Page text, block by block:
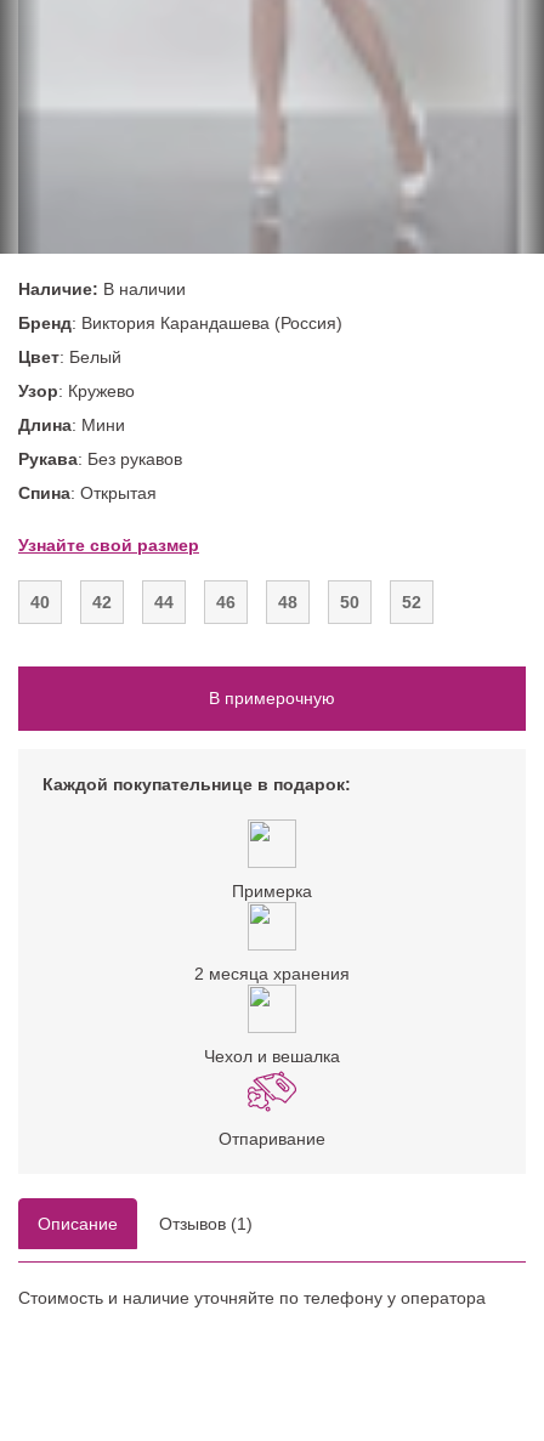
Наличие: В наличии
Бренд: Виктория Карандашева (Россия)
Цвет: Белый
Узор: Кружево
Длина: Мини
Рукава: Без рукавов
Спина: Открытая
Узнайте свой размер
40 42 44 46 48 50 52
В примерочную
Каждой покупательнице в подарок:
Примерка
2 месяца хранения
Чехол и вешалка
Отпаривание
Описание Отзывов (1)
Стоимость и наличие уточняйте по телефону у оператора